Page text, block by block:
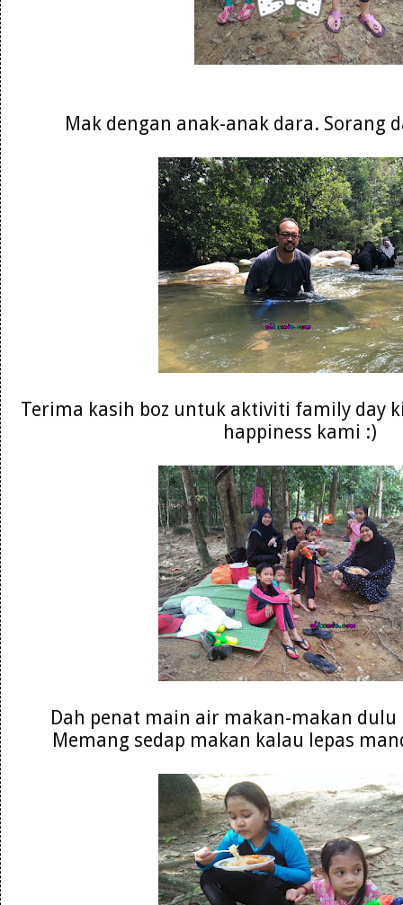
Mak dengan anak-anak dara. Sorang
Terima kasih boz untuk aktiviti family day
happiness kami :)
Dah penat main air makan-makan dulu
Memang sedap makan kalau lepas